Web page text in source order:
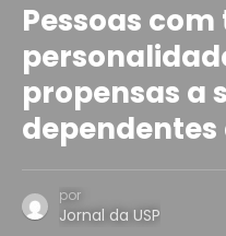
Pessoas
propensas a
dependentes
por
Jornal da USP